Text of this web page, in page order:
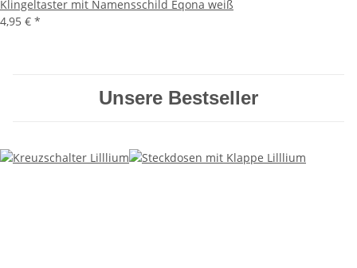
Klingeltaster mit Namensschild Eqona weiß
4,95 € *
Unsere Bestseller